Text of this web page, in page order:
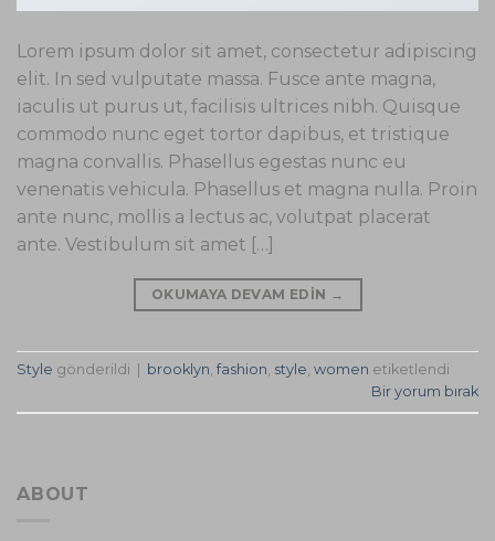
Lorem ipsum dolor sit amet, consectetur adipiscing
elit. In sed vulputate massa. Fusce ante magna,
iaculis ut purus ut, facilisis ultrices nibh. Quisque
commodo nunc eget tortor dapibus, et tristique
magna convallis. Phasellus egestas nunc eu
venenatis vehicula. Phasellus et magna nulla. Proin
ante nunc, mollis a lectus ac, volutpat placerat
ante. Vestibulum sit amet […]
OKUMAYA DEVAM EDIN →
Style gönderildi brooklyn, fashion, style, women etiketlendi
Bir yorum bırak
ABOUT